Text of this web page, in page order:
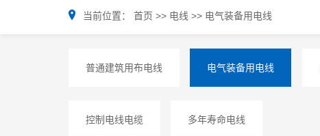
当前位置： 首页 >> 电线 >> 电气装备用电线
普通建筑用布电线 电气装备用电线
控制电线电缆 多年寿命电线